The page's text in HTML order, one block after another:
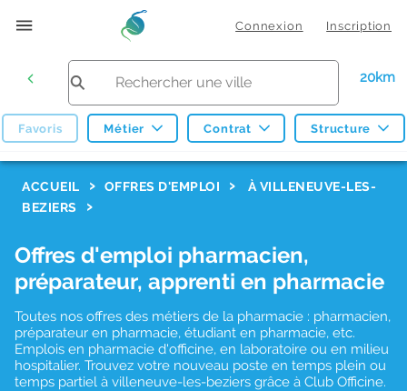
Connexion Inscription
20km
Favoris Métier Contrat Structure
ACCUEIL OFFRES D'EMPLOI
À VILLENEUVE-LES-
BEZIERS
Offres d'emploi pharmacien,
préparateur, apprenti en pharmacie
Toutes nos offres des métiers de la pharmacie : pharmacien,
préparateur en pharmacie, étudiant en pharmacie, etc.
Emplois en pharmacie d'officine, en laboratoire ou en milieu
hospitalier. Trouvez votre nouveau poste en temps plein ou
temps partiel à villeneuve-les-beziers grâce à Club Officine.